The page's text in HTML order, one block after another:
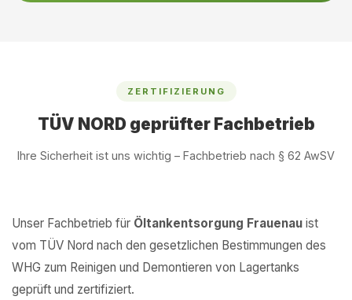
ZERTIFIZIERUNG
TÜV NORD geprüfter Fachbetrieb
Ihre Sicherheit ist uns wichtig – Fachbetrieb nach § 62 AwSV
Unser Fachbetrieb für Öltankentsorgung Frauenau ist
vom TÜV Nord nach den gesetzlichen Bestimmungen des
WHG zum Reinigen und Demontieren von Lagertanks
geprüft und zertifiziert.